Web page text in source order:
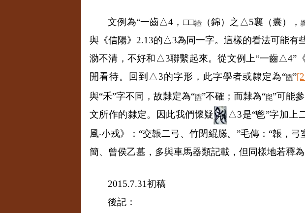
文例為“一齒△4 ， □□ （錦）之 △5襄（囊），
與《信陽》 2.13的△3為同一字。這樣的看法可能有
泐不清，不好和 △3聯繫起來。從文例上“一齒△4”
開看待。回到 △3的字形，此字學者或隸定為“ ”
與“禾”字不同，故隸定為“
”不確；而隸為“
”可能
文所作的隸定。因此我們懷疑
△3是“鬯”字加上
風‧小戎》：“交韔二弓、竹閉緄縢。”毛傳：“韔，弓
簡、曾侯乙墓，多與車馬器類記載，但同樣地若釋為
2015.7.31初稿
後記：